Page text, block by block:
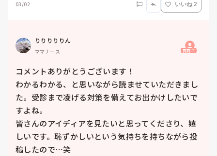
03/02 いいね 2
りりりりりん
ママナース 質問主
コメントありがとうございます！
わかるわかる、と思いながら読ませていただきまし
た。受診まで凌げる対策を備えてお出かけしたいで
すよね。
皆さんのアイディアを見たいと思ってくださり、嬉
しいです。恥ずかしいという気持ちを持ちながら投
稿したので⋯笑